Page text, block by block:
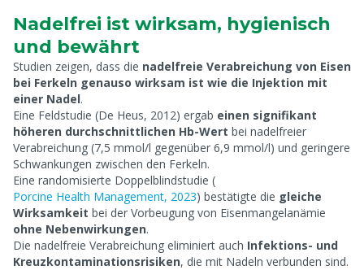
Nadelfrei ist wirksam, hygienisch
und bewährt
Studien zeigen, dass die nadelfreie Verabreichung von Eisen
bei Ferkeln genauso wirksam ist wie die Injektion mit
einer Nadel.
Eine Feldstudie (De Heus, 2012) ergab einen signifikant
höheren durchschnittlichen Hb-Wert bei nadelfreier
Verabreichung (7,5 mmol/l gegenüber 6,9 mmol/l) und geringere
Schwankungen zwischen den Ferkeln.
Eine randomisierte Doppelblindstudie (
Porcine Health Management, 2023) bestätigte die gleiche
Wirksamkeit bei der Vorbeugung von Eisenmangelanämie
ohne Nebenwirkungen.
Die nadelfreie Verabreichung eliminiert auch Infektions- und
Kreuzkontaminationsrisiken, die mit Nadeln verbunden sind.